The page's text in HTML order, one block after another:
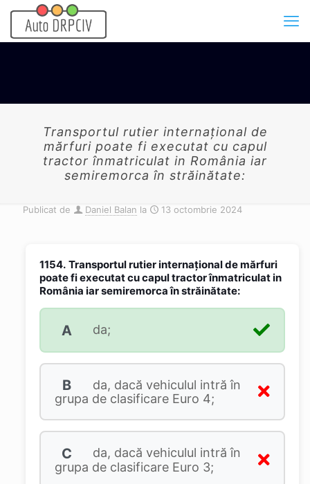
Transportul rutier internaţional de
mărfuri poate fi executat cu capul
tractor înmatriculat in România iar
semiremorca în străinătate:
Publicat de Daniel Balan la 13 octombrie 2024
1154. Transportul rutier internaţional de mărfuri
poate fi executat cu capul tractor înmatriculat in
România iar semiremorca în străinătate:
A da;
B
da, dacă vehiculul intră în
grupa de clasificare Euro 4;
C
da, dacă vehiculul intră în
grupa de clasificare Euro 3;